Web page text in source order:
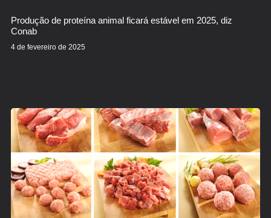
Produção de proteína animal ficará estável em 2025, diz
Conab
4 de fevereiro de 2025